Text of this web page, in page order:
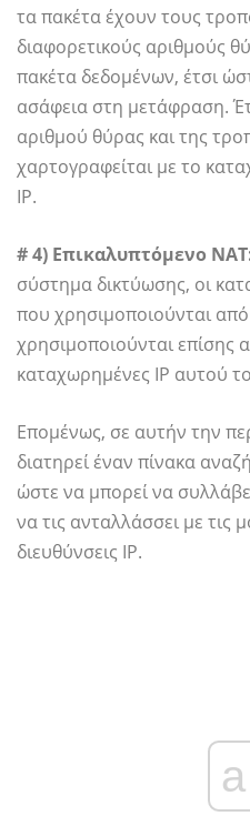
τα πακέτα έχουν τους
διαφορετικούς αριθμούς
πακέτα δεδομένων, έτσι
ασάφεια στη μετάφραση.
αριθμού θύρας και της
χαρτογραφείται με το
IP.
# 4) Επικαλυπτόμενο
σύστημα δικτύωσης, οι
που χρησιμοποιούνται
χρησιμοποιούνται επίσης
καταχωρημένες IP αυτού
Επομένως, σε αυτήν την
διατηρεί έναν πίνακα
ώστε να μπορεί να
να τις ανταλλάσσει με τις
διευθύνσεις IP.